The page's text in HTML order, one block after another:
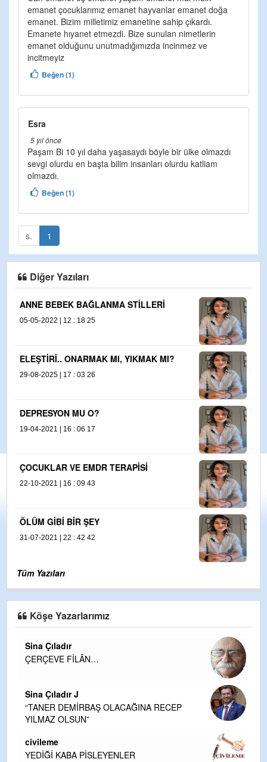
emanet çocuklarımız emanet hayvanlar emanet doğa
emanet. Bizim milletimiz emanetine sahip çıkardı.
Emanete hıyanet etmezdi. Bize sunulan nimetlerin
emanet olduğunu unutmadığımızda incinmez ve
incitmeyiz
Beğen (1)
Esra
5 yıl önce
Paşam Bi 10 yıl daha yaşasaydı böyle bir ülke olmazdı
sevgi olurdu en başta bilim insanları olurdu katliam
olmazdı.
Beğen (1)
s. 1
Diğer Yazıları
ŞİKAYET VE ŞÜKRAN
12-04-2021 | 00 : 41 39
03-05-2021 | 10 : 46 50
ÖZSEVGİ
Tüm Yazıları
Köşe Yazarlarımız
Sina Çıladır
ÇERÇEVE FİLÂN…
Sina Çıladır J
“TANER DEMİRBAŞ OLACAĞINA RECEP
YILMAZ OLSUN”
civileme
YEDİĞİ KABA PİSLEYENLER